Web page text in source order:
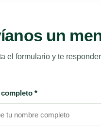
un
el formulario y te
*